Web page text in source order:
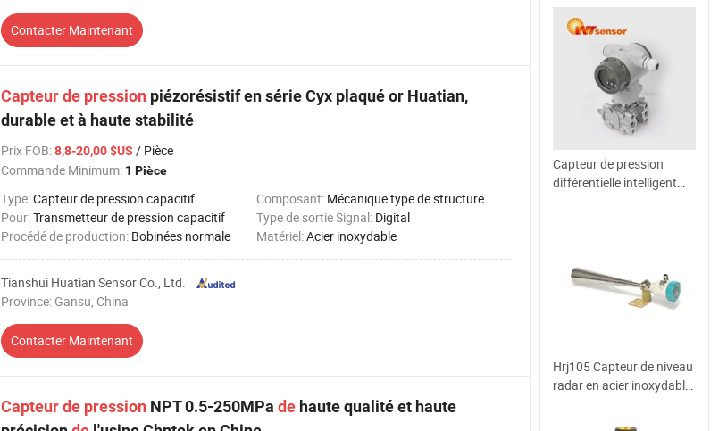
Contacter Maintenant
Capteurde pression piézorésistif en série Cyx plaqué or Huatian,
durable et à haute stabilité
Prix FOB:8,8-20,00 $US / Pièce
Commande Minimum: 1 Pièce
Type:Capteur de pression capacitif Composant: Mécanique type de structure
Pour:Transmetteur de pression capacitif Type de sortie Signal: Digital
Procédé de production: Bobinées normale Matériel:Acier inoxydable
Tianshui Huatian Sensor Co., Ltd.
Province: Gansu, China
Contacter Maintenant
Capteurde pression NPT 0.5-250MPa de haute qualité et haute
électrique on off pour
pièces et accessoires de
voiture, équipement,
lumière de signal,
ampoule, machine
Capteur de pression
différentielle intelligent
Hrj105 Capteur de niveau
radar en acier inoxydable
pression et haute